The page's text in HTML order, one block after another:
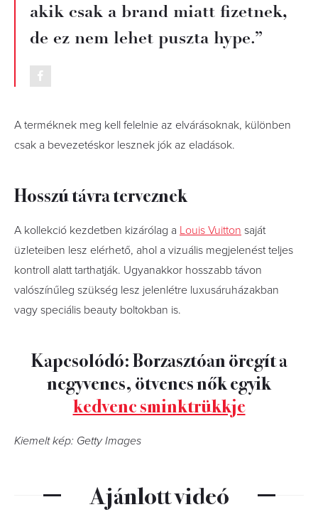
akik csak a brand miatt fizetnek,
de ez nem lehet puszta hype.”
A terméknek meg kell felelnie az elvárásoknak, különben
csak a bevezetéskor lesznek jók az eladások.
Hosszú távra terveznek
A kollekció kezdetben kizárólag a Louis Vuitton saját
üzleteiben lesz elérhető, ahol a vizuális megjelenést teljes
kontroll alatt tarthatják. Ugyanakkor hosszabb távon
valószínűleg szükség lesz jelenlétre luxusáruházakban
vagy speciális beauty boltokban is.
Kapcsolódó: Borzasztóan öregít a
negyvenes, ötvenes nők egyik
kedvenc sminktrükkje
Kiemelt kép: Getty Images
Ajánlott videó